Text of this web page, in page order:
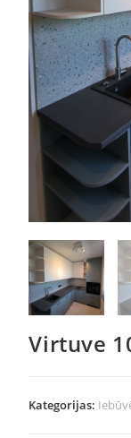
Virtuve
Kategorijas: